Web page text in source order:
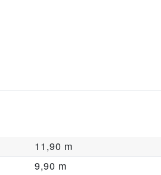
11,90 m
9,90 m